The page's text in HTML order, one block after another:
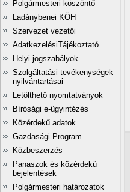
Polgármesteri köszöntő
Ladánybenei KÖH
Szervezet vezetői
AdatkezelésiTájékoztató
Helyi jogszabályok
Szolgáltatási tevékenységek
nyilvántartásai
Letölthető nyomtatványok
Bírósági e-ügyintézés
Közérdekű adatok
Gazdasági Program
Közbeszerzés
Panaszok és közérdekű
bejelentések
Polgármesteri határozatok